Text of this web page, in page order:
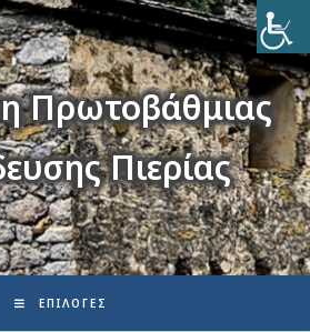
Πρωτοβάθμιας
Πιερίας
ΕΠΙΛΟΓΈΣ